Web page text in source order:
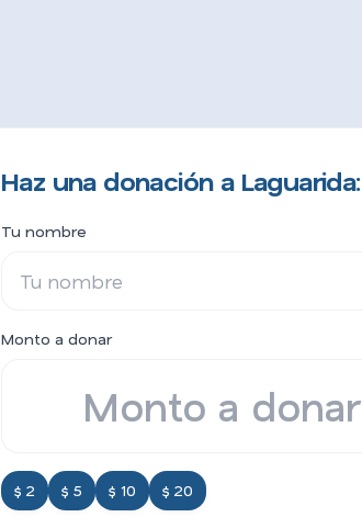
Haz una donación a Laguarida:
Tu nombre
Monto a donar
$ 2 $ 5 $ 10 $ 20